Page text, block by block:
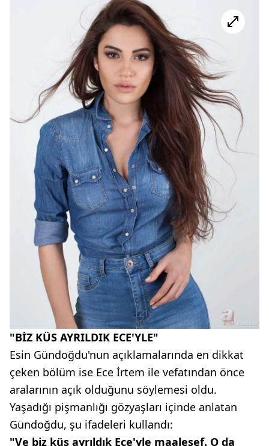
"BİZ KÜS AYRILDIK ECE'YLE"
Esin Gündoğdu'nun açıklamalarında en dikkat
çeken bölüm ise Ece İrtem ile vefatından önce
aralarının açık olduğunu söylemesi oldu.
Yaşadığı pişmanlığı gözyaşları içinde anlatan
Gündoğdu, şu ifadeleri kullandı:
"Ve biz küs ayrıldık Ece'yle maalesef. O da